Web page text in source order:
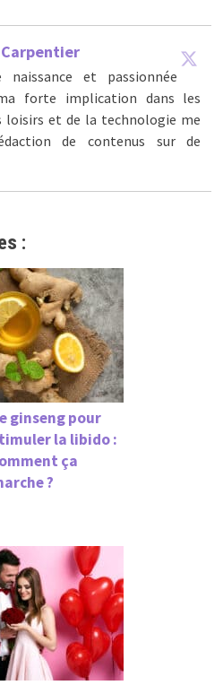
naissance et passionnée
forte implication dans les
loisirs et de la technologie me
de contenus sur de
:
ginseng pour
la libido :
ça
?